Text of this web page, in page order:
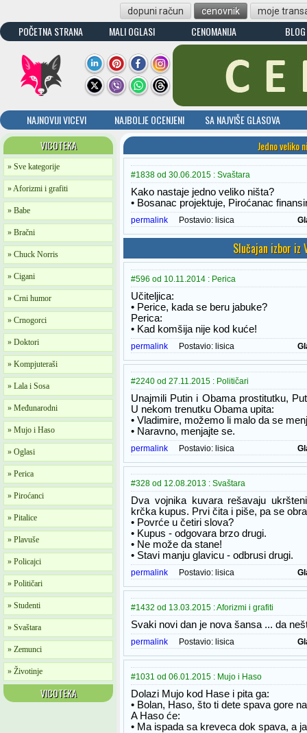
dopuni račun cenovnik moje
POČETNA STRANA MALI OGLASI CENOMANIJA BLOG
NAJNOVIJI VICEVI NAJBOLJE OCENJENI
SA NAJVIŠE GLASOVA
VICOTEKA
» Sve kategorije
» Aforizmi i grafiti
» Babe
» Bračni
» Chuck Norris
» Cigani
» Crni humor
» Crnogorci
» Doktori
» Kompjuteraši
» Lala i Sosa
» Međunarodni
» Mujo i Haso
» Oglasi
» Perica
» Piroćanci
» Pitalice
» Plavuše
» Policajci
» Političari
» Studenti
» Svaštara
» Zemunci
» Životinje
VICOTEKA
Jedno veliko
#1838 od 30.06.2015 : Svaštara
Kako nastaje jedno veliko ništa?
• Bosanac projektuje, Piroćanac
permalink Postavio: lisica
Slučajan izbor iz
#596 od 10.11.2014 : Perica
Učiteljica:
• Perice, kada se beru jabuke?
Perica:
• Kad komšija nije kod kuće!
permalink Postavio: lisica
#2240 od 27.11.2015 : Političari
Unajmili Putin i Obama prostitutku,
U nekom trenutku Obama upita:
• Vladimire, možemo li malo da se
• Naravno, menjajte se.
permalink Postavio: lisica
#328 od 12.08.2013 : Svaštara
Dva vojnika kuvara rešavaju
krčka kupus. Prvi čita i piše, pa se
• Povrće u četiri slova?
• Kupus - odgovara brzo drugi.
• Ne može da stane!
• Stavi manju glavicu - odbrusi drugi.
permalink Postavio: lisica
#1432 od 13.03.2015 : Aforizmi i grafiti
Svaki novi dan je nova šansa ... da
permalink Postavio: lisica
#1031 od 06.01.2015 : Mujo i Haso
Dolazi Mujo kod Hase i pita ga:
• Bolan, Haso, što ti dete spava gore
A Haso će:
• Ma ispada sa kreveca dok spava, a